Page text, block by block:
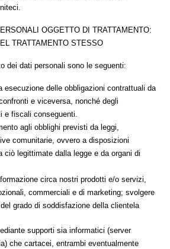
OGGETTO DI TRATTAMENTO:
TRATTAMENTO STESSO
dei dati personali sono le seguenti:
esecuzione delle obbligazioni contrattuali da
e viceversa, nonché degli
e fiscali conseguenti.
agli obblighi previsti da leggi,
comunitarie, ovvero a disposizioni
ciò legittimate dalla legge e da organi di
circa nostri prodotti e/o servizi,
commerciali e di marketing; svolgere
grado di soddisfazione della clientela
supporti sia informatici (server
che cartacei, entrambi eventualmente